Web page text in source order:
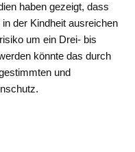
haben gezeigt, dass
der Kindheit ausreichen
um ein Drei- bis
könnte das durch
und